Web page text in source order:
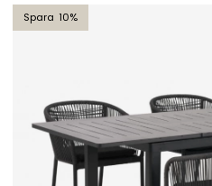
10
Lomma Small / Delta matgrupp